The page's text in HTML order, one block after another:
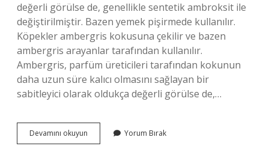
değerli görülse de, genellikle sentetik ambroksit ile
değiştirilmiştir. Bazen yemek pişirmede kullanılır.
Köpekler ambergris kokusuna çekilir ve bazen
ambergris arayanlar tarafından kullanılır.
Ambergris, parfüm üreticileri tarafından kokunun
daha uzun süre kalıcı olmasını sağlayan bir
sabitleyici olarak oldukça değerli görülse de,…
Devamını okuyun Akamber
Ne
Yorum Bırak